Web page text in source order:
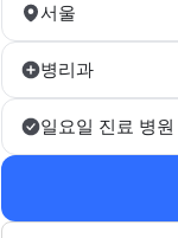
서울
병리과
일요일 진료 병원